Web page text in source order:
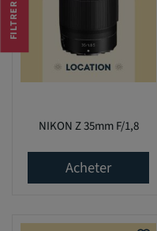
FILTRER
NIKON Z 35mm F/1,8
Acheter